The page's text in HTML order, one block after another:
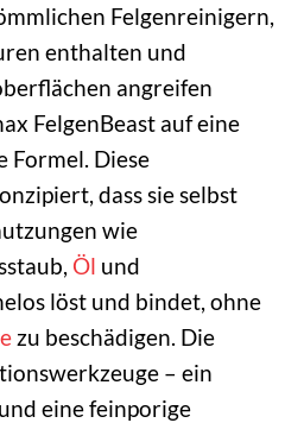
Felgenreinigern,
enthalten und
angreifen
FelgenBeast auf eine
Formel. Diese
dass sie selbst
wie
Öl und
löst und bindet, ohne
zu beschädigen. Die
– ein
eine feinporige